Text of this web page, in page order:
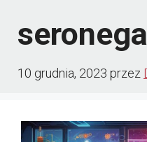
10 grudnia, 2023 przez